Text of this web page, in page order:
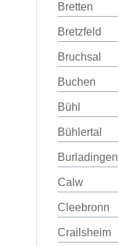
Bretten
Bretzfeld
Bruchsal
Buchen
Bühl
Bühlertal
Burladingen
Calw
Cleebronn
Crailsheim